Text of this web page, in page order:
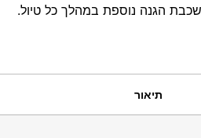
שכבת הגנה נוספת במהלך כל טיול.
תיאור